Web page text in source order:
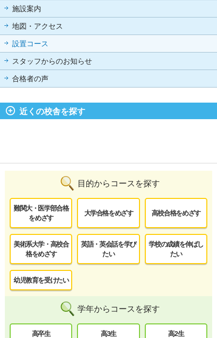
施設案内
地図・アクセス
設置コース
スタッフからのお知らせ
合格者の声
近くの校舎を探す
目的からコースを探す
難関大・医学部合格
をめざす
大学合格をめざす 高校合格をめざす
美術系大学・高校合
格をめざす
英語・英会話を学び
たい
学校の成績を伸ばし
たい
幼児教育を受けたい
学年からコースを探す
高卒生 高3生 高2生